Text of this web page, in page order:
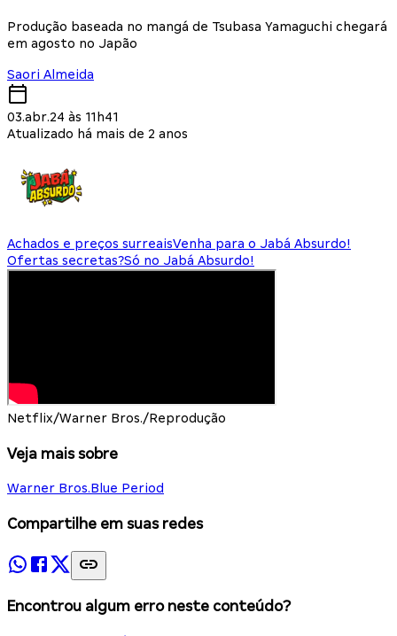
Produção baseada no mangá de Tsubasa Yamaguchi chegará
em agosto no Japão
Saori Almeida
03.abr.24 às 11h41
Atualizado há mais de 2 anos
Achados e preços surreaisVenha para o Jabá Absurdo!
Ofertas secretas?Só no Jabá Absurdo!
Netflix/Warner Bros./Reprodução
Veja mais sobre
Warner Bros.Blue Period
Compartilhe em suas redes
Encontrou algum erro neste conteúdo?